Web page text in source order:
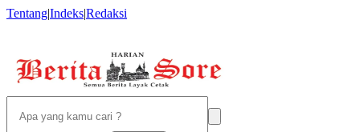
Tentang|Indeks|Redaksi